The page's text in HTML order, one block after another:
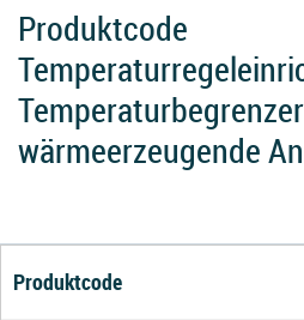
Produktcode
wärmeerzeugende
Produktcode